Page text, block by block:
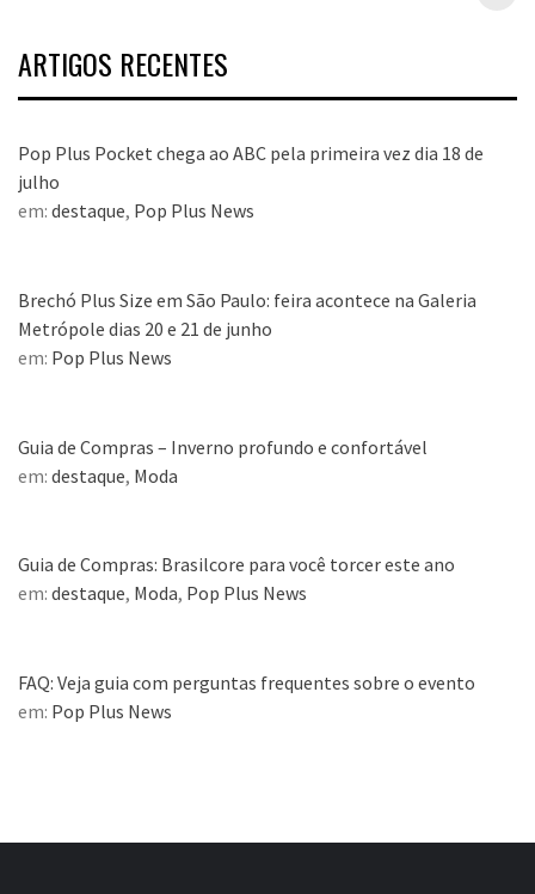
ARTIGOS RECENTES
Pop Plus Pocket chega ao ABC pela primeira vez dia 18 de
julho
em: destaque, Pop Plus News
Brechó Plus Size em São Paulo: feira acontece na Galeria
Metrópole dias 20 e 21 de junho
em: Pop Plus News
Guia de Compras – Inverno profundo e confortável
em: destaque, Moda
Guia de Compras: Brasilcore para você torcer este ano
em: destaque, Moda, Pop Plus News
FAQ: Veja guia com perguntas frequentes sobre o evento
em: Pop Plus News